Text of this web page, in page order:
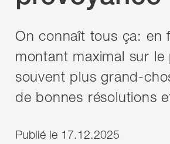
Publié le 17.12.2025
On connaît tous ça: en
montant maximal sur
souvent plus grand-
de bonnes résolutions